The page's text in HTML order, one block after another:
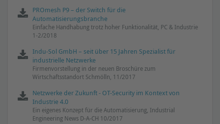
PROmesh P9 – der Switch für die
Automatisierungsbranche
Einfache Handhabung trotz hoher Funktionalität, PC & Industrie
1-2/2018
Indu-Sol GmbH – seit über 15 Jahren Spezialist für
industrielle Netzwerke
Firmenvorstellung in der neuen Broschüre zum
Wirtschaftsstandort Schmölln, 11/2017
Netzwerke der Zukunft - OT-Security im Kontext von
Industrie 4.0
Ein eigenes Konzept für die Automatisierung, Industrial
Engineering News D-A-CH 10/2017